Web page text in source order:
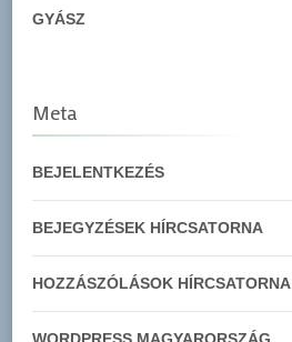
GYÁSZ
Meta
BEJELENTKEZÉS
BEJEGYZÉSEK HÍRCSATORNA
HOZZÁSZÓLÁSOK HÍRCSATORNA